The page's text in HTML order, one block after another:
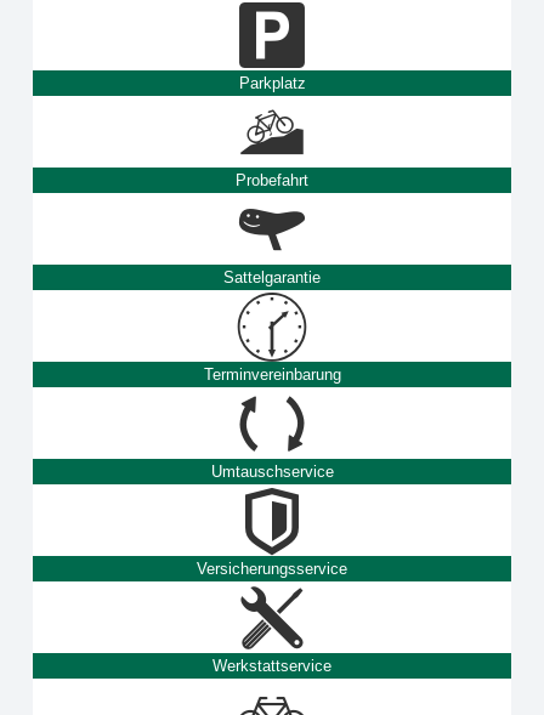
Parkplatz
Probefahrt
Sattelgarantie
Terminvereinbarung
Umtauschservice
Versicherungsservice
Werkstattservice